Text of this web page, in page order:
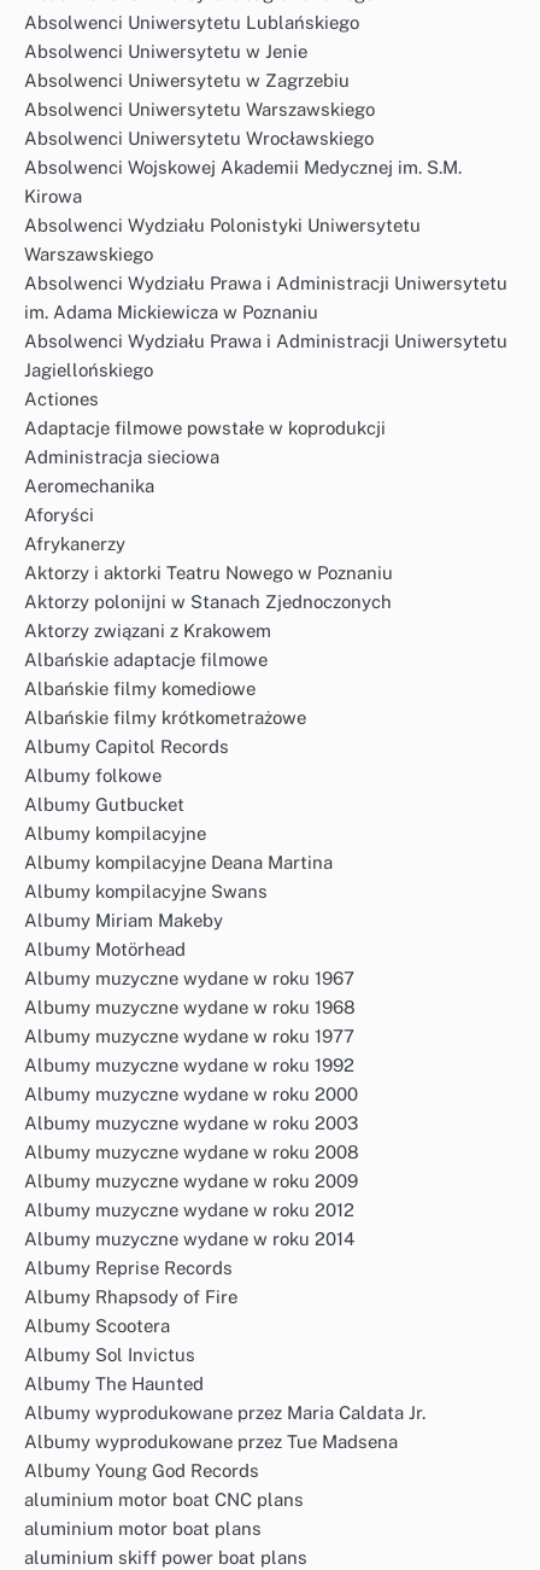
Absolwenci Uniwersytetu Lublańskiego
Absolwenci Uniwersytetu w Jenie
Absolwenci Uniwersytetu w Zagrzebiu
Absolwenci Uniwersytetu Warszawskiego
Absolwenci Uniwersytetu Wrocławskiego
Absolwenci Wojskowej Akademii Medycznej im. S.M.
Kirowa
Absolwenci Wydziału Polonistyki Uniwersytetu
Warszawskiego
Absolwenci Wydziału Prawa i Administracji Uniwersytetu
im. Adama Mickiewicza w Poznaniu
Absolwenci Wydziału Prawa i Administracji Uniwersytetu
Jagiellońskiego
Actiones
Adaptacje filmowe powstałe w koprodukcji
Administracja sieciowa
Aeromechanika
Aforyści
Afrykanerzy
Aktorzy i aktorki Teatru Nowego w Poznaniu
Aktorzy polonijni w Stanach Zjednoczonych
Aktorzy związani z Krakowem
Albańskie adaptacje filmowe
Albańskie filmy komediowe
Albańskie filmy krótkometrażowe
Albumy Capitol Records
Albumy folkowe
Albumy Gutbucket
Albumy kompilacyjne
Albumy kompilacyjne Deana Martina
Albumy kompilacyjne Swans
Albumy Miriam Makeby
Albumy Motörhead
Albumy muzyczne wydane w roku 1967
Albumy muzyczne wydane w roku 1968
Albumy muzyczne wydane w roku 1977
Albumy muzyczne wydane w roku 1992
Albumy muzyczne wydane w roku 2000
Albumy muzyczne wydane w roku 2003
Albumy muzyczne wydane w roku 2008
Albumy muzyczne wydane w roku 2009
Albumy muzyczne wydane w roku 2012
Albumy muzyczne wydane w roku 2014
Albumy Reprise Records
Albumy Rhapsody of Fire
Albumy Scootera
Albumy Sol Invictus
Albumy The Haunted
Albumy wyprodukowane przez Maria Caldata Jr.
Albumy wyprodukowane przez Tue Madsena
Albumy Young God Records
aluminium motor boat CNC plans
aluminium motor boat plans
aluminium skiff power boat plans